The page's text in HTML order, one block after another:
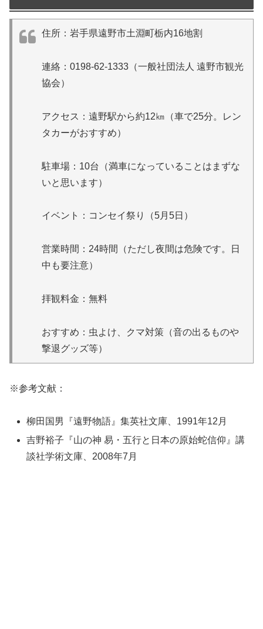
住所：岩手県遠野市土淵町栃内16地割
連絡：0198-62-1333（一般社団法人 遠野市観光
協会）
アクセス：遠野駅から約12㎞（車で25分。レン
タカーがおすすめ）
駐車場：10台（満車になっていることはまずな
いと思います）
イベント：コンセイ祭り（5月5日）
営業時間：24時間（ただし夜間は危険です。日
中も要注意）
拝観料金：無料
おすすめ：虫よけ、クマ対策（音の出るものや
撃退グッズ等）
※参考文献：
柳田国男『遠野物語』集英社文庫、1991年12月
吉野裕子『山の神 易・五行と日本の原始蛇信仰』講
談社学術文庫、2008年7月